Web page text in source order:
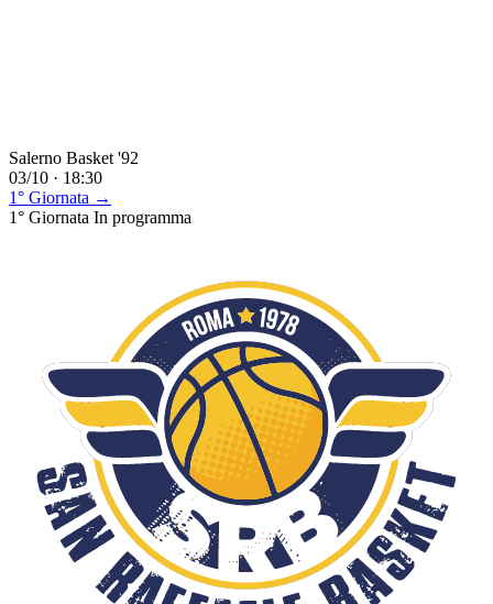
Salerno Basket '92
03/10 · 18:30
1° Giornata →
1° Giornata In programma